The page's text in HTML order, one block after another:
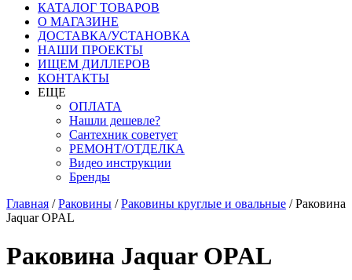
КАТАЛОГ ТОВАРОВ
О МАГАЗИНЕ
ДОСТАВКА/УСТАНОВКА
НАШИ ПРОЕКТЫ
ИЩЕМ ДИЛЛЕРОВ
КОНТАКТЫ
ЕЩЕ
ОПЛАТА
Нашли дешевле?
Сантехник советует
РЕМОНТ/ОТДЕЛКА
Видео инструкции
Бренды
Главная /Раковины /Раковины круглые и овальные /Раковина
Jaquar OPAL
Раковина Jaquar OPAL